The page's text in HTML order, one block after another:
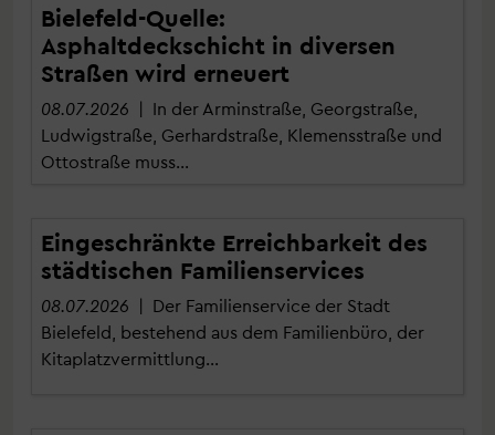
Bielefeld-Quelle:
Asphaltdeckschicht in diversen
Straßen wird erneuert
08.07.2026 | In der Arminstraße, Georgstraße,
Ludwigstraße, Gerhardstraße, Klemensstraße und
Ottostraße muss…
Eingeschränkte Erreichbarkeit des
städtischen Familienservices
08.07.2026 | Der Familienservice der Stadt
Bielefeld, bestehend aus dem Familienbüro, der
Kitaplatzvermittlung…